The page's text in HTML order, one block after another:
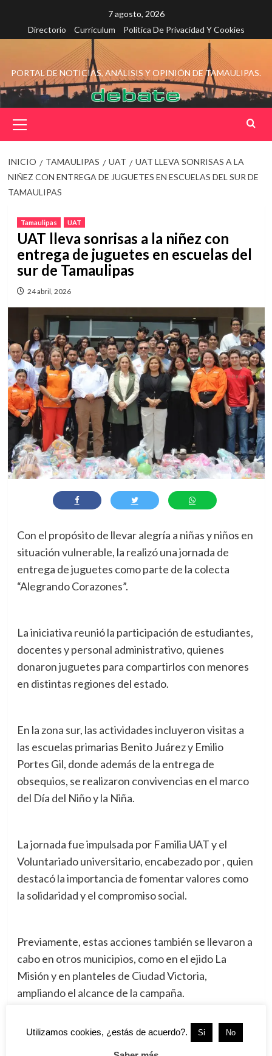
contenido
7 agosto, 2026
Directorio
Curriculum Política De Privacidad Y Cookies
PORTAL DE NOTICIAS, ANÁLISIS Y OPINIÓN DE TAMAULIPAS.
principal
INICIO TAMAULIPAS UAT
UAT LLEVA SONRISAS A LA
NIÑEZ CON ENTREGA DE JUGUETES EN ESCUELAS DEL SUR DE
TAMAULIPAS
Tamaulipas UAT
UAT lleva sonrisas a la niñez con
entrega de juguetes en escuelas del
sur de Tamaulipas
24 abril, 2026
Con el propósito de llevar alegría a niñas y niños en
situación vulnerable, la realizó una jornada de
entrega de juguetes como parte de la colecta
“Alegrando Corazones”.
La iniciativa reunió la participación de estudiantes,
docentes y personal administrativo, quienes
donaron juguetes para compartirlos con menores
en distintas regiones del estado.
En la zona sur, las actividades incluyeron visitas a
las escuelas primarias Benito Juárez y Emilio
Portes Gil, donde además de la entrega de
obsequios, se realizaron convivencias en el marco
del Día del Niño y la Niña.
La jornada fue impulsada por Familia UAT y el
Voluntariado universitario, encabezado por , quien
destacó la importancia de fomentar valores como
la solidaridad y el compromiso social.
Previamente, estas acciones también se llevaron a
cabo en otros municipios, como en el ejido La
Misión y en planteles de Ciudad Victoria,
ampliando el alcance de la campaña.
La universidad destacó que este esfuerzo
Utilizamos cookies, ¿estás de acuerdo?. Si No